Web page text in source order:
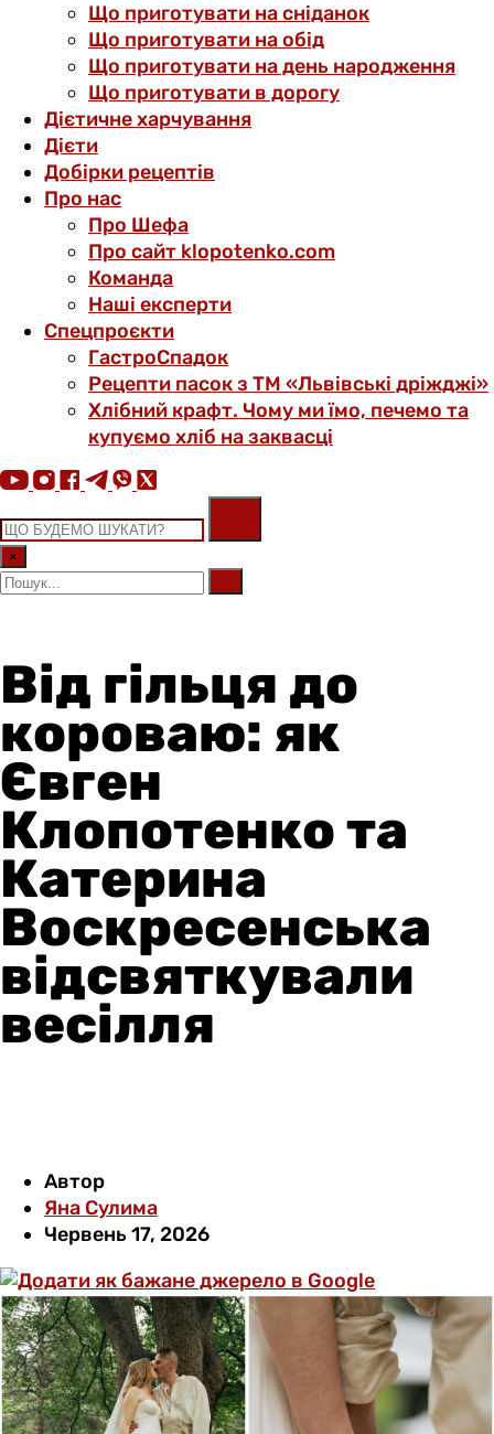
Що приготувати на сніданок
Що приготувати на обід
Що приготувати на день народження
Що приготувати в дорогу
Дієтичне харчування
Дієти
Добірки рецептів
Про нас
Про Шефа
Про сайт klopotenko.com
Команда
Наші експерти
Спецпроєкти
ГастроСпадок
Рецепти пасок з ТМ «Львівські дріжджі»
Хлібний крафт. Чому ми їмо, печемо та
купуємо хліб на заквасці
×
Від гільця до
короваю: як
Євген
Клопотенко та
Катерина
Воскресенська
відсвяткували
весілля
Автор
Яна Сулима
Червень 17, 2026